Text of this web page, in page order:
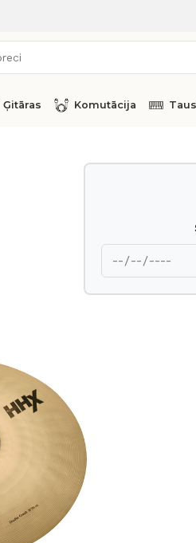
Ģitāras Komutācija